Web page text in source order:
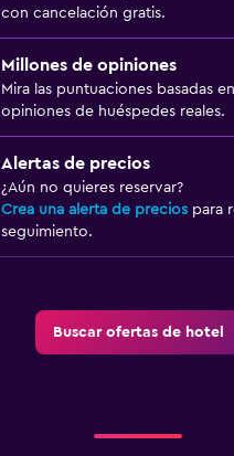
con cancelación gratis.
Millones de opiniones
Mira las puntuaciones basadas
opiniones de huéspedes reales.
Alertas de precios
¿Aún no quieres reservar?
Crea una alerta de precios para
seguimiento.
Buscar ofertas de hotel